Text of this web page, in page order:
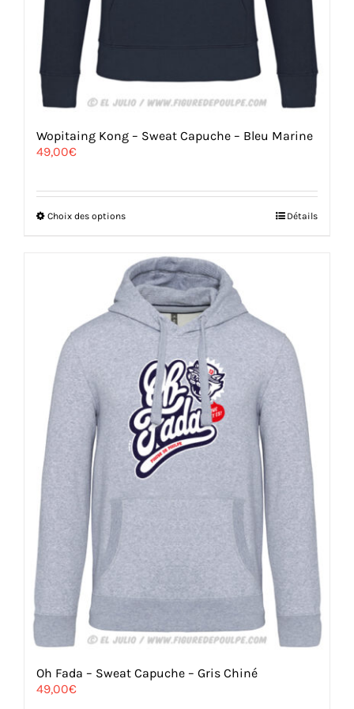
Wopitaing Kong – Sweat Capuche – Bleu Marine
49,00€
Choix des optionsCe
plusieurs
variations.
Les
options
peuvent
être
choisies
sur
la
page
du
produit
Détails
Oh Fada – Sweat Capuche – Gris Chiné
49,00€